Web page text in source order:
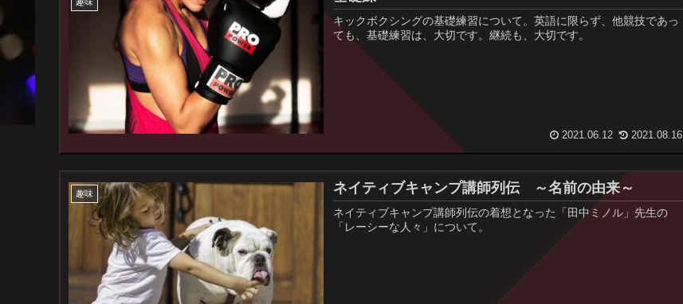
キックボクシングの基礎練習について。英語に限らず、他競技であっ
ても、基礎練習は、大切です。継続も、大切です。
2021.06.12 2021.08.16
趣味 ネイティブキャンプ講師列伝 ～名前の由来～
ネイティブキャンプ講師列伝の着想となった「田中ミノル」先生の
「レーシーな人々」について。